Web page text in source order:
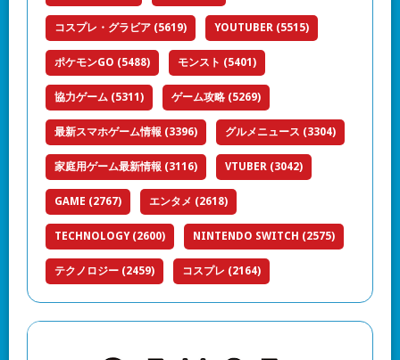
コスプレ・グラビア (5619) YOUTUBER (5515)
ポケモンGO (5488) モンスト (5401)
協力ゲーム (5311) ゲーム攻略 (5269)
最新スマホゲーム情報 (3396) グルメニュース (3304)
家庭用ゲーム最新情報 (3116) VTUBER (3042)
GAME (2767) エンタメ (2618)
TECHNOLOGY(2600) NINTENDO SWITCH (2575)
テクノロジー (2459) コスプレ (2164)